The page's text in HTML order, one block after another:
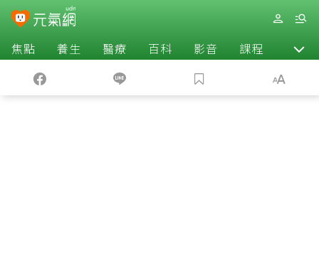
焦點 養生 醫療 百科 影音 課程 退休